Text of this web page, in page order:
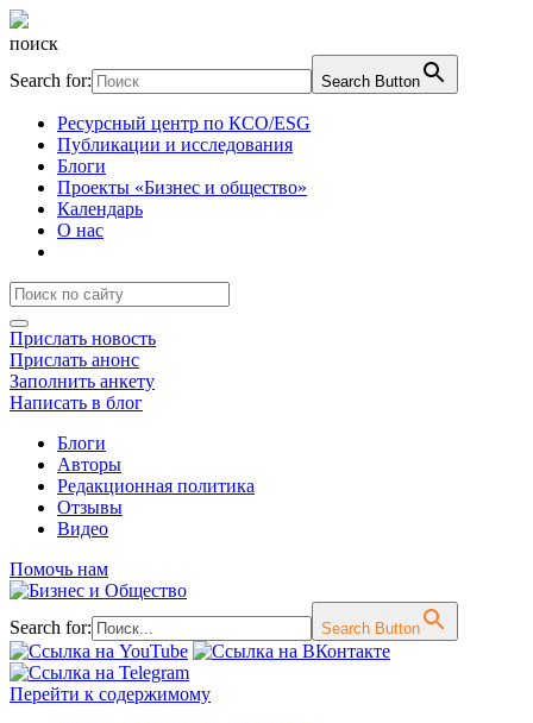
поиск
Search for:
Search Button
Ресурсный центр по КСО/ESG
Публикации и исследования
Блоги
Проекты «Бизнес и общество»
Календарь
О нас
Прислать новость
Прислать анонс
Заполнить анкету
Написать в блог
Блоги
Авторы
Редакционная политика
Отзывы
Видео
Помочь нам
Search for: Search Button
Перейти к содержимому